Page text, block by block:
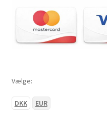
Vælge:
DKK EUR